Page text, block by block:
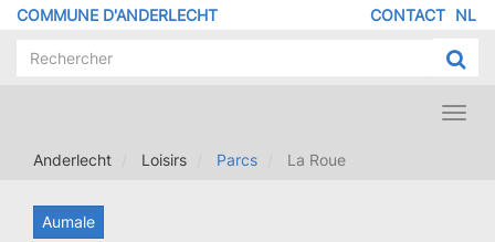
Aller
contenu
COMMUNE D'ANDERLECHT NL
DE
CONTACT
Anderlecht
Loisirs Parcs La Roue
Aumale